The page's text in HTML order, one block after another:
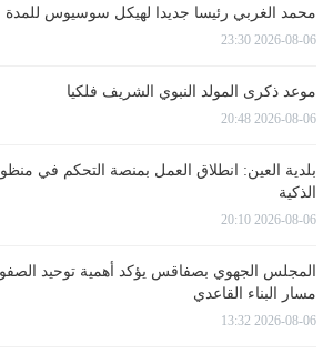
محمد الغربي رئيسا جديدا لهيكل سوسيوس للمدة النيابية
2026-08-06 23:30
موعد ذكرى المولد النبوي الشريف فلكيا
2026-08-06 20:48
بلدية العين: انطلاق العمل بمنصة التحكم في
الذكية
2026-08-06 20:10
المجلس الجهوي بصفاقس يؤكد أهمية توحيد
مسار البناء القاعدي
2026-08-06 13:32